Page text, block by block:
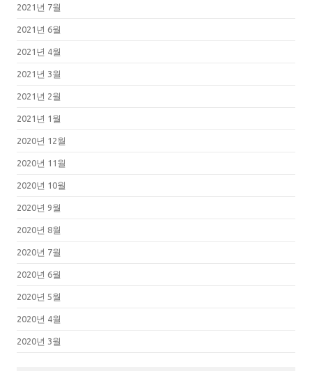
2021년 7월
2021년 6월
2021년 4월
2021년 3월
2021년 2월
2021년 1월
2020년 12월
2020년 11월
2020년 10월
2020년 9월
2020년 8월
2020년 7월
2020년 6월
2020년 5월
2020년 4월
2020년 3월